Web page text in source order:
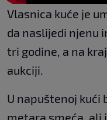
Vlasnica kuće je
da naslijedi njenu
tri godine, a na
aukciji.
U napuštenoj kući
metara smeća, ali